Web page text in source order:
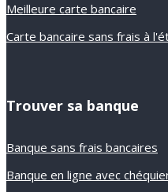
Meilleure carte bancaire
Carte bancaire sans frais à
Trouver sa banque
Banque sans frais bancaires
Banque en ligne avec